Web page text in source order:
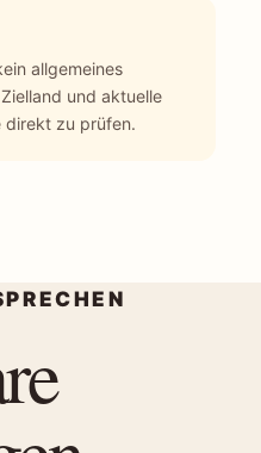
allgemeines
und aktuelle
direkt zu prüfen.